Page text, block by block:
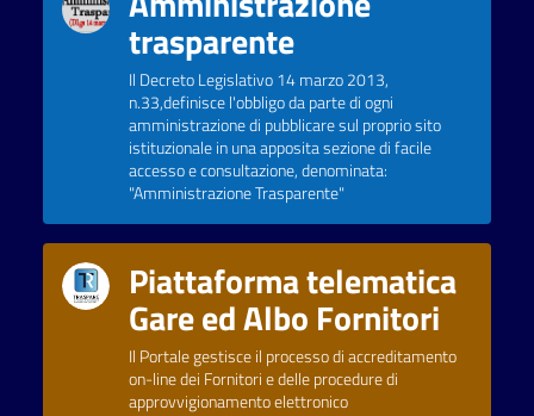
trasparente
Il Decreto Legislativo 14 marzo 2013,
n.33,definisce l'obbligo da parte di ogni
amministrazione di pubblicare sul proprio sito
istituzionale in una apposita sezione di facile
accesso e consultazione, denominata:
"Amministrazione Trasparente"
Piattaforma telematica
Gare ed Albo Fornitori
Il Portale gestisce il processo di accreditamento
on-line dei Fornitori e delle procedure di
approvvigionamento elettronico